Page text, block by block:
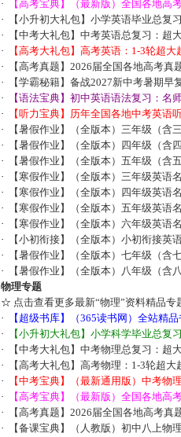
·
【高考宝典】（最新版）全国各地高
·
【小升初大礼包】小学英语毕业总复
·
【中考大礼包】中考英语总复习：超
·
【高考大礼包】高考英语：1-3轮超
·
【高考真题】2026届全国各地高考真
·
【学霸秘籍】备战2027新中考暑期早
·
【语法宝典】初中英语语法复习：名
·
【听力宝典】历年全国各地中考英语
·
【暑假作业】（全版本）三年级（含
·
【暑假作业】（全版本）四年级（含
·
【暑假作业】（全版本）五年级（含
·
【寒假作业】（全版本）三年级英语
·
【寒假作业】（全版本）四年级英语
·
【寒假作业】（全版本）五年级英语
·
【寒假作业】（全版本）六年级英语
·
【小初衔接】（全版本）小初衔接英
·
【暑假作业】（全版本）七年级（含
·
【暑假作业】（全版本）八年级（含
物理专题
☆ 点击查看更多最新“物理”资料精品专
·
【超级书库】（365读书网）全站精
·
【小升初大礼包】小学科学毕业总复
·
【中考大礼包】中考物理总复习：超
·
【高考大礼包】高考物理：1-3轮超
·
【中考宝典】（最新通用版）中考物
·
【高考宝典】（最新版）全国各地高
·
【高考真题】2026届全国各地高考真
·
【备课宝典】（人教版）初中八上物